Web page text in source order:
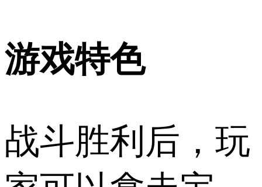
游戏特色
战斗胜利后，玩